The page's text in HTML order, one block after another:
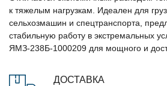
к тяжелым нагрузкам. Идеален для
сельхозмашин и спецтранспорта,
стабильную работу в экстремальных
ЯМЗ-238Б-1000209 для мощного и
ДОСТАВКА